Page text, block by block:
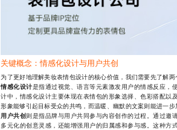
关键概念：情感化设计与用户共创
为了更好地理解美妆表情包设计的核心价值，我们需要先了解
情感化设计是指通过视觉、语言等元素激发用户的情感反应，
计中，情感化设计主要体现在表情包的形象选择、色彩搭配以
形象能够引起目标受众的共鸣，而温暖、幽默的文案则能进一
用户共创 则是指品牌与用户共同参与内容创作的过程。通过邀
多元化的创意灵感，还能增强用户的归属感和参与感。这种方